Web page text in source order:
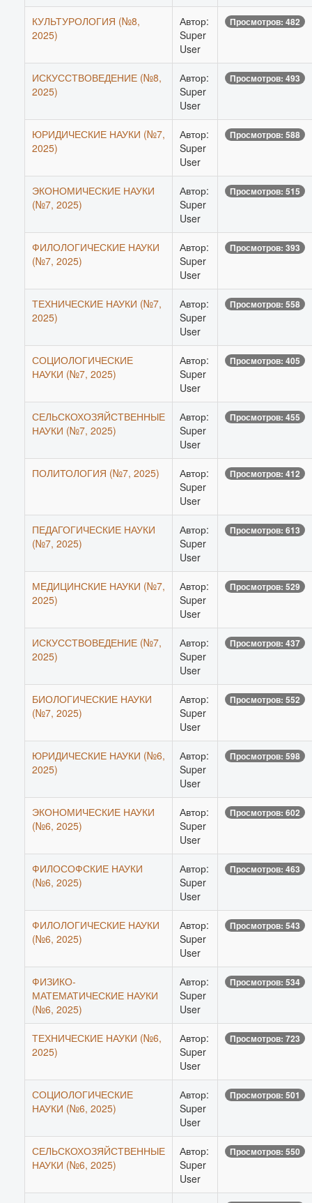
КУЛЬТУРОЛОГИЯ (№8,
2025)
Автор:
Super
User
Просмотров: 482
ИСКУССТВОВЕДЕНИЕ (№8,
2025)
Автор:
Super
User
Просмотров: 493
ЮРИДИЧЕСКИЕ НАУКИ (№7,
2025)
Автор:
Super
User
Просмотров: 588
ЭКОНОМИЧЕСКИЕ НАУКИ
(№7, 2025)
Автор:
Super
User
Просмотров: 515
ФИЛОЛОГИЧЕСКИЕ НАУКИ
(№7, 2025)
Автор:
Super
User
Просмотров: 393
ТЕХНИЧЕСКИЕ НАУКИ (№7,
2025)
Автор:
Super
User
Просмотров: 558
СОЦИОЛОГИЧЕСКИЕ
НАУКИ (№7, 2025)
Автор:
Super
User
Просмотров: 405
СЕЛЬСКОХОЗЯЙСТВЕННЫЕ
НАУКИ (№7, 2025)
Автор:
Super
User
Просмотров: 455
ПОЛИТОЛОГИЯ (№7, 2025)
Автор:
Super
User
Просмотров: 412
ПЕДАГОГИЧЕСКИЕ НАУКИ
(№7, 2025)
Автор:
Super
User
Просмотров: 613
МЕДИЦИНСКИЕ НАУКИ (№7,
2025)
Автор:
Super
User
Просмотров: 529
ИСКУССТВОВЕДЕНИЕ (№7,
2025)
Автор:
Super
User
Просмотров: 437
БИОЛОГИЧЕСКИЕ НАУКИ
(№7, 2025)
Автор:
Super
User
Просмотров: 552
ЮРИДИЧЕСКИЕ НАУКИ (№6,
2025)
Автор:
Super
User
Просмотров: 598
ЭКОНОМИЧЕСКИЕ НАУКИ
(№6, 2025)
Автор:
Super
User
Просмотров: 602
ФИЛОСОФСКИЕ НАУКИ
(№6, 2025)
Автор:
Super
User
Просмотров: 463
ФИЛОЛОГИЧЕСКИЕ НАУКИ
(№6, 2025)
Автор:
Super
User
Просмотров: 543
ФИЗИКО-
МАТЕМАТИЧЕСКИЕ НАУКИ
(№6, 2025)
Автор:
Super
User
Просмотров: 534
ТЕХНИЧЕСКИЕ НАУКИ (№6,
2025)
Автор:
Super
User
Просмотров: 723
СОЦИОЛОГИЧЕСКИЕ
НАУКИ (№6, 2025)
Автор:
Super
User
Просмотров: 501
СЕЛЬСКОХОЗЯЙСТВЕННЫЕ
НАУКИ (№6, 2025)
Автор:
Super
User
Просмотров: 550